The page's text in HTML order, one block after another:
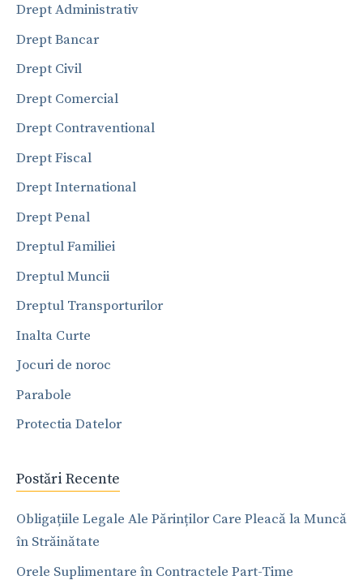
Drept Administrativ
Drept Bancar
Drept Civil
Drept Comercial
Drept Contraventional
Drept Fiscal
Drept International
Drept Penal
Dreptul Familiei
Dreptul Muncii
Dreptul Transporturilor
Inalta Curte
Jocuri de noroc
Parabole
Protectia Datelor
Postări Recente
Obligațiile Legale Ale Părinților Care Pleacă la Muncă
în Străinătate
Orele Suplimentare în Contractele Part-Time